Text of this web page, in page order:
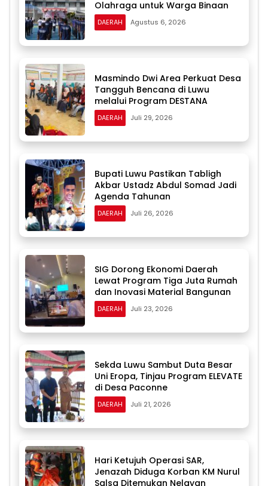
Olahraga untuk Warga Binaan
DAERAH Agustus 6, 2026
Masmindo Dwi Area Perkuat Desa
Tangguh Bencana di Luwu
melalui Program DESTANA
DAERAH Juli 29, 2026
Bupati Luwu Pastikan Tabligh
Akbar Ustadz Abdul Somad Jadi
Agenda Tahunan
DAERAH Juli 26, 2026
SIG Dorong Ekonomi Daerah
Lewat Program Tiga Juta Rumah
dan Inovasi Material Bangunan
DAERAH Juli 23, 2026
Sekda Luwu Sambut Duta Besar
Uni Eropa, Tinjau Program ELEVATE
di Desa Paconne
DAERAH Juli 21, 2026
Hari Ketujuh Operasi SAR,
Jenazah Diduga Korban KM Nurul
Salsa Ditemukan Nelayan